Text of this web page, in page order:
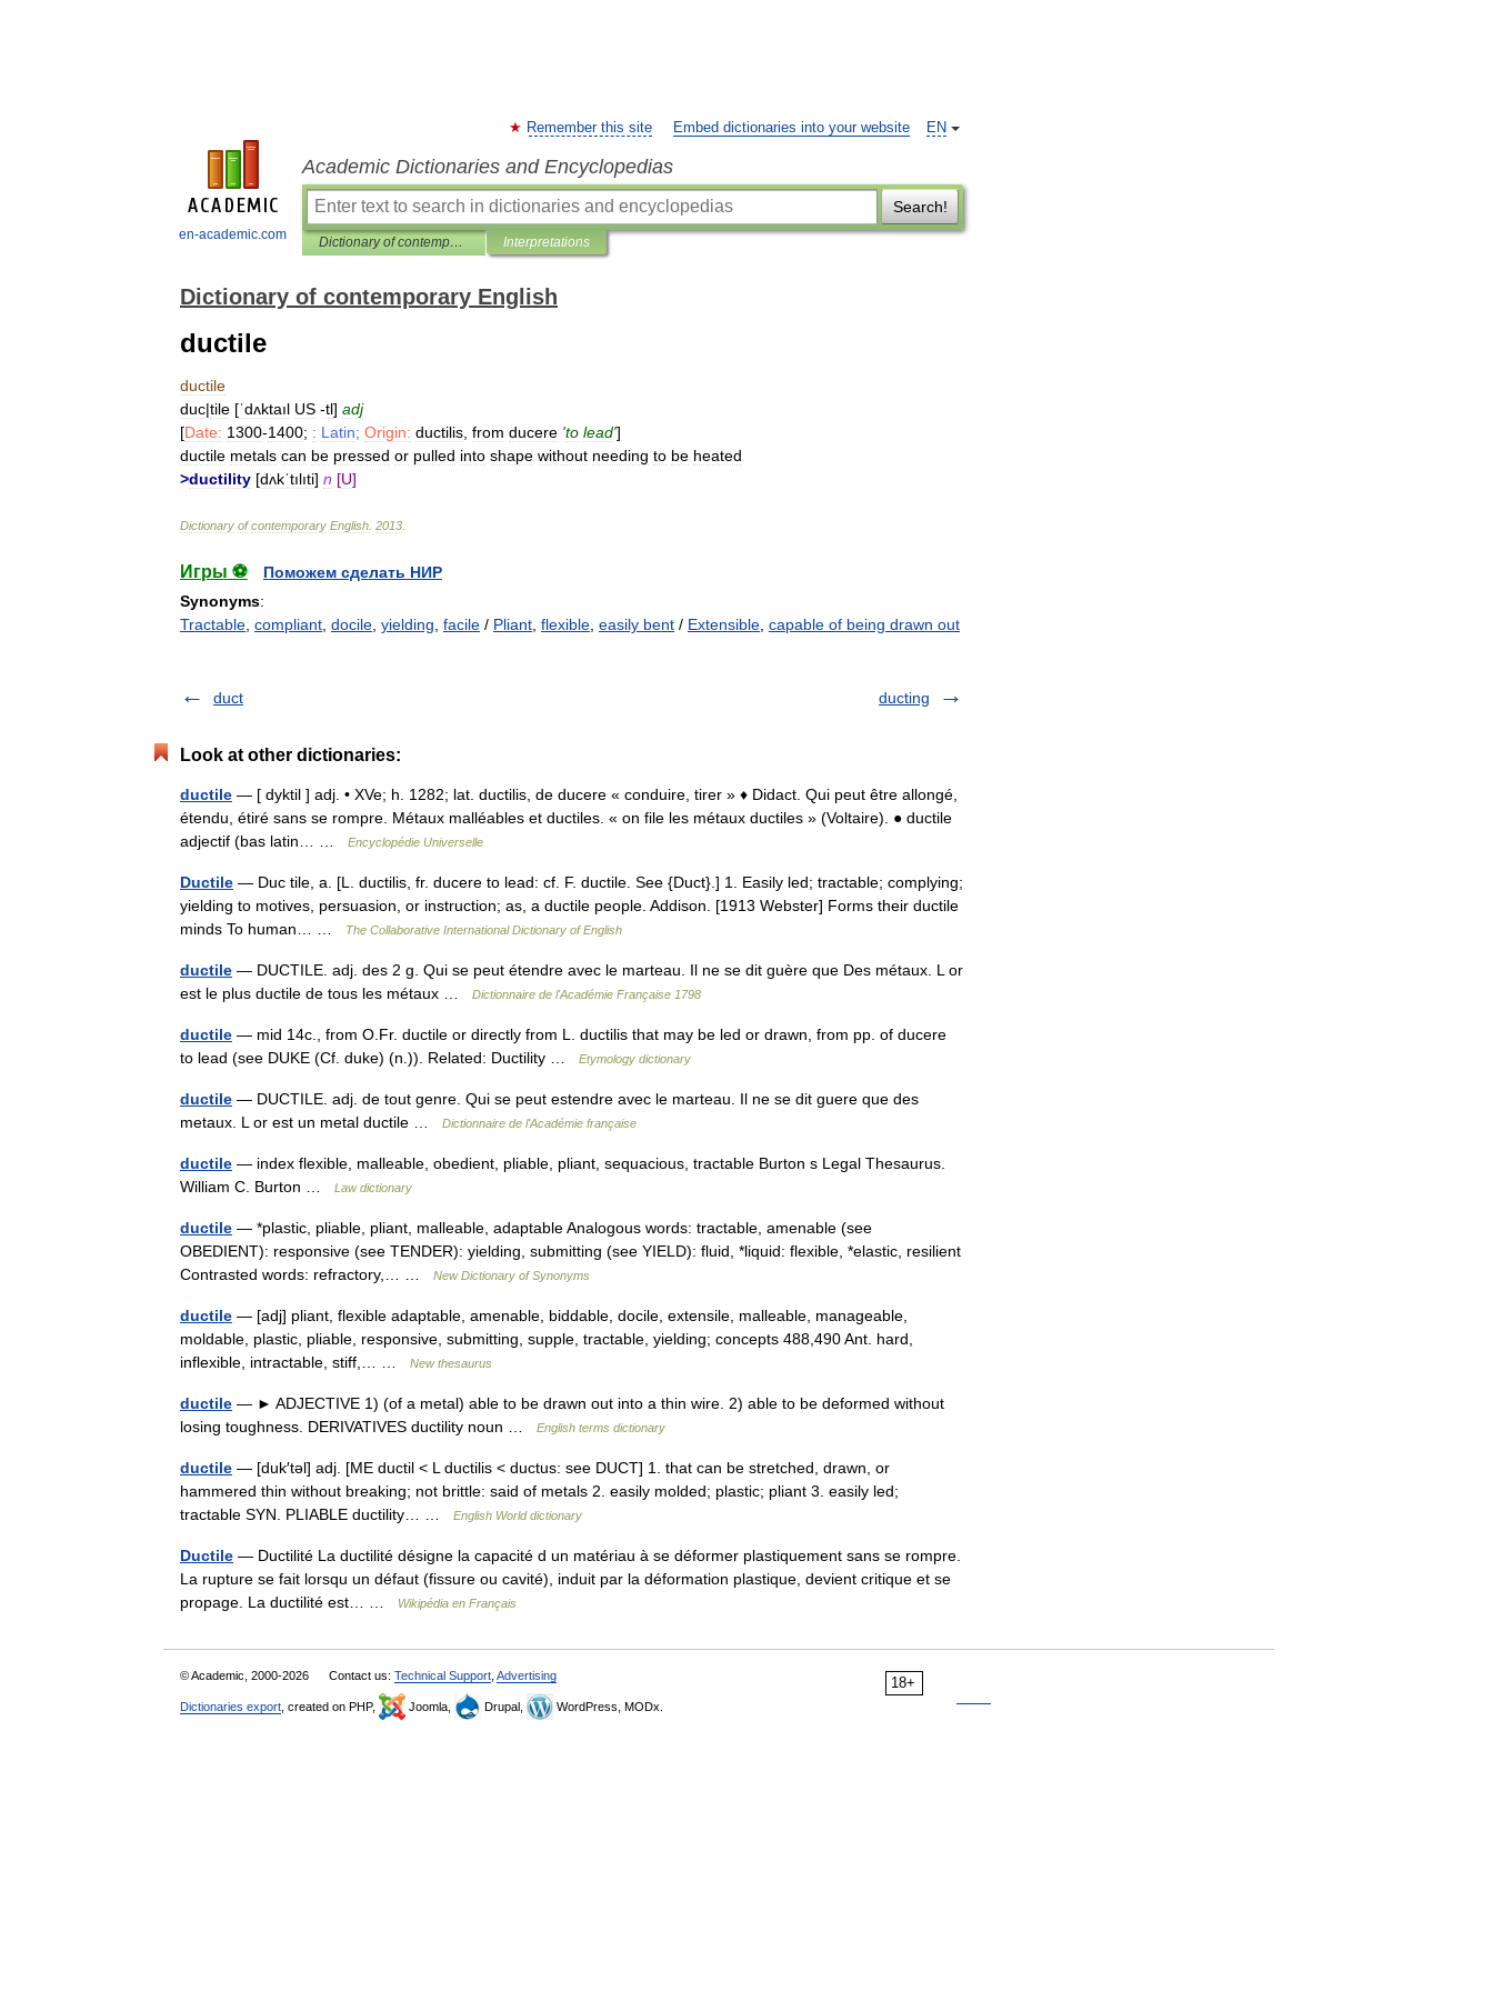
en-academic.com
EN
Remember this site Embed dictionaries into your website
Academic Dictionaries and Encyclopedias
Search!
Dictionary of contemporary English Interpretations
Dictionary of contemporary English
ductile
ductile
duc|tile [ˈdʌktaıl US -tl] adj
[Date: 1300-1400; : Latin; Origin: ductilis from ducere 'to lead']
ductile metals can be pressed or pulled into shape without needing to be heated
>ductility [dʌkˈtılıti] n [U]
Dictionary of contemporary English 2013
Игры ⚽
Поможем сделать НИР
Synonyms:
Tractable compliant docile yielding facile / Pliant flexible easily bent / Extensible capable of being drawn out
duct ducting
Look at other dictionaries:
ductile — [ dyktil ] adj. • XVe; h. 1282; lat. ductilis, de ducere « conduire, tirer » ♦ Didact. Qui peut être allongé,
étendu, étiré sans se rompre. Métaux malléables et ductiles. « on file les métaux ductiles » (Voltaire). ● ductile
adjectif (bas latin… …
Encyclopédie Universelle
Ductile — Duc tile, a. [L. ductilis, fr. ducere to lead: cf. F. ductile. See {Duct}.] 1. Easily led; tractable; complying;
yielding to motives, persuasion, or instruction; as, a ductile people. Addison. [1913 Webster] Forms their ductile
minds To human… …
The Collaborative International Dictionary of English
ductile — DUCTILE. adj. des 2 g. Qui se peut étendre avec le marteau. Il ne se dit guère que Des métaux. L or
est le plus ductile de tous les métaux …
Dictionnaire de l'Académie Française 1798
ductile — mid 14c., from O.Fr. ductile or directly from L. ductilis that may be led or drawn, from pp. of ducere
to lead (see DUKE (Cf. duke) (n.)). Related: Ductility …
Etymology dictionary
ductile — DUCTILE. adj. de tout genre. Qui se peut estendre avec le marteau. Il ne se dit guere que des
metaux. L or est un metal ductile …
Dictionnaire de l'Académie française
ductile — index flexible, malleable, obedient, pliable, pliant, sequacious, tractable Burton s Legal Thesaurus.
William C. Burton …
Law dictionary
ductile — *plastic, pliable, pliant, malleable, adaptable Analogous words: tractable, amenable (see
OBEDIENT): responsive (see TENDER): yielding, submitting (see YIELD): fluid, *liquid: flexible, *elastic, resilient
Contrasted words: refractory,… …
New Dictionary of Synonyms
ductile — [adj] pliant, flexible adaptable, amenable, biddable, docile, extensile, malleable, manageable,
moldable, plastic, pliable, responsive, submitting, supple, tractable, yielding; concepts 488,490 Ant. hard,
inflexible, intractable, stiff,… …
New thesaurus
ductile — ► ADJECTIVE 1) (of a metal) able to be drawn out into a thin wire. 2) able to be deformed without
losing toughness. DERIVATIVES ductility noun …
English terms dictionary
ductile — [duk′təl] adj. [ME ductil < L ductilis < ductus: see DUCT] 1. that can be stretched, drawn, or
hammered thin without breaking; not brittle: said of metals 2. easily molded; plastic; pliant 3. easily led;
tractable SYN. PLIABLE ductility… …
English World dictionary
Ductile — Ductilité La ductilité désigne la capacité d un matériau à se déformer plastiquement sans se rompre.
La rupture se fait lorsqu un défaut (fissure ou cavité), induit par la déformation plastique, devient critique et se
propage. La ductilité est… …
Wikipédia en Français
18+
© Academic, 2000-2026 Contact us: Technical Support Advertising
Dictionaries export , created on PHP, Joomla, Drupal, WordPress, MODx.